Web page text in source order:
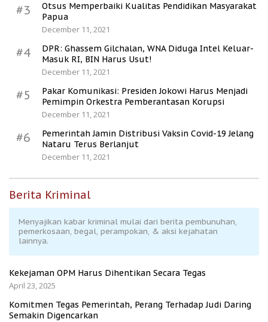
#3
Otsus Memperbaiki Kualitas Pendidikan Masyarakat
Papua
December 11, 2021
#4
DPR: Ghassem Gilchalan, WNA Diduga Intel Keluar-
Masuk RI, BIN Harus Usut!
December 11, 2021
#5
Pakar Komunikasi: Presiden Jokowi Harus Menjadi
Pemimpin Orkestra Pemberantasan Korupsi
December 11, 2021
#6
Pemerintah Jamin Distribusi Vaksin Covid-19 Jelang
Nataru Terus Berlanjut
December 11, 2021
Berita Kriminal
Menyajikan kabar kriminal mulai dari berita pembunuhan,
pemerkosaan, begal, perampokan, & aksi kejahatan
lainnya.
Kekejaman OPM Harus Dihentikan Secara Tegas
April 23, 2025
Komitmen Tegas Pemerintah, Perang Terhadap Judi Daring
Semakin Digencarkan